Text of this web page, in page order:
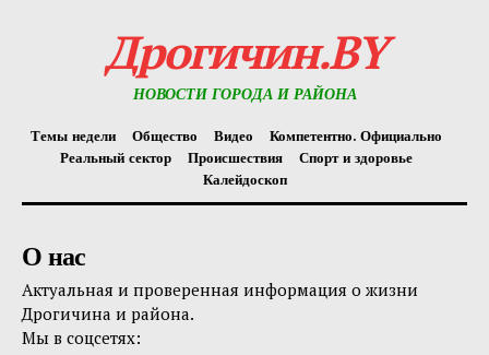
Дрогичин.BY
НОВОСТИ ГОРОДА И РАЙОНА
Темы недели Общество Видео
Компетентно. Официально
Реальный сектор
Происшествия
Спорт и здоровье
Калейдоскоп
О нас
Актуальная и проверенная информация о жизни
Дрогичина и района.
Мы в соцсетях: